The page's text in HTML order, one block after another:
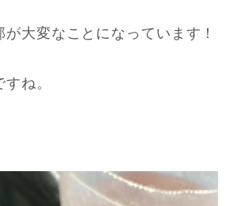
大変なことになっています！
ね。